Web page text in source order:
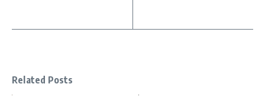
Related Posts